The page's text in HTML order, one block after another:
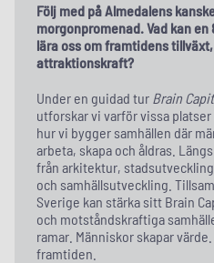
Följ med på Almedalens
morgonpromenad. Vad kan
lära oss om framtidens
attraktionskraft?
Under en guidad tur Brain
utforskar vi varför vissa
hur vi bygger samhällen där
arbeta, skapa och åldras.
från arkitektur,
och samhällsutveckling.
Sverige kan stärka sitt Brain
och motståndskraftiga
ramar. Människor skapar
framtiden.